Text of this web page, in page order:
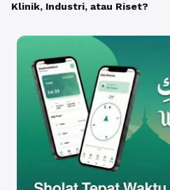
Klinik, Industri, atau Riset?